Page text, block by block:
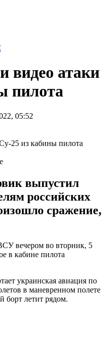
видео атаки
пилота
05:52
выпустил
российских
сражение,
вечером во вторник, 5
в кабине пилота
украинская авиация по
в маневренном полете
борт летит рядом.